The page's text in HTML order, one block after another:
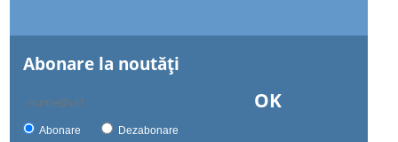
Abonare la noutăţi
OK
Abonare Dezabonare